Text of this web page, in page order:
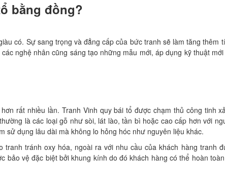
bằng đồng?
có. Sự sang trọng và đẳng cấp của bức tranh sẽ làm tăng thêm
nghệ nhân cũng sáng tạo những mẫu mới, áp dụng kỹ thuật
rất nhiều lần. Tranh Vinh quy bái tổ được chạm thủ công tinh
là các loại gỗ như sòi, lát lào, tần bì hoặc cao cấp hơn với
sử dụng lâu dài mà không lo hỏng hóc như nguyên liệu khác.
tránh oxy hóa, ngoài ra với nhu cầu của khách hàng tranh
vệ đặc biệt bởi khung kính do đó khách hàng có thể hoàn